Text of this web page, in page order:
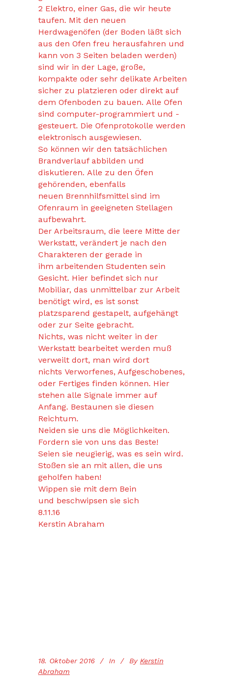
2 Elektro, einer Gas, die wir heute
taufen. Mit den neuen
Herdwagenöfen (der Boden läßt sich
aus den Ofen freu herausfahren und
kann von 3 Seiten beladen werden)
sind wir in der Lage, große,
kompakte oder sehr delikate Arbeiten
sicher zu platzieren oder direkt auf
dem Ofenboden zu bauen. Alle Ofen
sind computer-programmiert und -
gesteuert. Die Ofenprotokolle werden
elektronisch ausgewiesen.
So können wir den tatsächlichen
Brandverlauf abbilden und
diskutieren. Alle zu den Öfen
gehörenden, ebenfalls
neuen Brennhilfsmittel sind im
Ofenraum in geeigneten Stellagen
aufbewahrt.
Der Arbeitsraum, die leere Mitte der
Werkstatt, verändert je nach den
Charakteren der gerade in
ihm arbeitenden Studenten sein
Gesicht. Hier befindet sich nur
Mobiliar, das unmittelbar zur Arbeit
benötigt wird, es ist sonst
platzsparend gestapelt, aufgehängt
oder zur Seite gebracht.
Nichts, was nicht weiter in der
Werkstatt bearbeitet werden muß
verweilt dort, man wird dort
nichts Verworfenes, Aufgeschobenes,
oder Fertiges finden können. Hier
stehen alle Signale immer auf
Anfang. Bestaunen sie diesen
Reichtum.
Neiden sie uns die Möglichkeiten.
Fordern sie von uns das Beste!
Seien sie neugierig, was es sein wird.
Stoßen sie an mit allen, die uns
geholfen haben!
Wippen sie mit dem Bein
und beschwipsen sie sich
8.11.16
Kerstin Abraham
18. Oktober 2016 In By Kerstin
Abraham